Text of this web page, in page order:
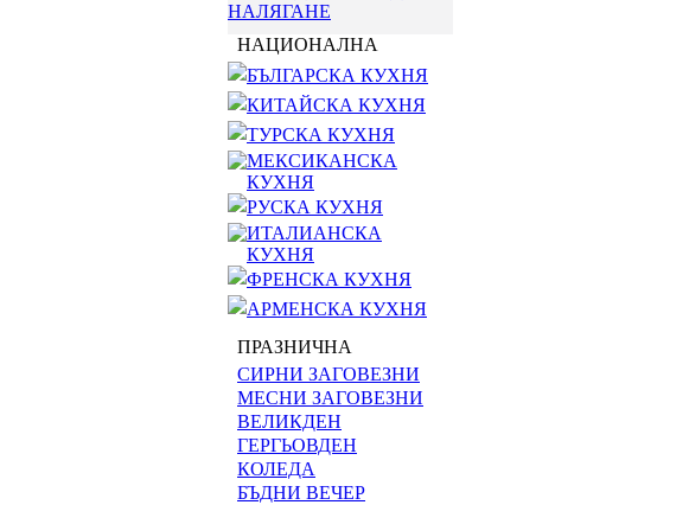
НАЛЯГАНЕ
НАЦИОНАЛНА
БЪЛГАРСКА КУХНЯ
КИТАЙСКА КУХНЯ
ТУРСКА КУХНЯ
МЕКСИКАНСКА
КУХНЯ
РУСКА КУХНЯ
ИТАЛИАНСКА
КУХНЯ
ФРЕНСКА КУХНЯ
АРМЕНСКА КУХНЯ
ПРАЗНИЧНА
СИРНИ ЗАГОВЕЗНИ
МЕСНИ ЗАГОВЕЗНИ
ВЕЛИКДЕН
ГЕРГЬОВДЕН
КОЛЕДА
БЪДНИ ВЕЧЕР